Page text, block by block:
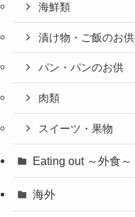
海鮮類
漬け物・ご飯のお供
パン・パンのお供
肉類
スイーツ・果物
Eating out ～外食～
海外